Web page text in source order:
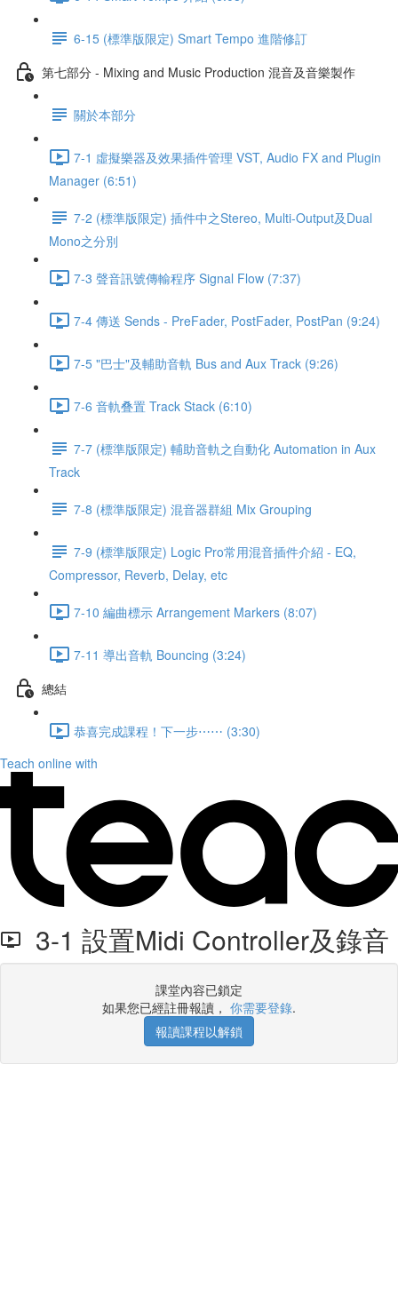
6-15 (標準版限定) Smart Tempo 進階修訂
第七部分 - Mixing and Music Production 混音及音樂製作
關於本部分
7-1 虛擬樂器及效果插件管理 VST, Audio FX and Plugin
Manager (6:51)
7-2 (標準版限定) 插件中之Stereo, Multi-Output及Dual
Mono之分別
7-3 聲音訊號傳輸程序 Signal Flow (7:37)
7-4 傳送 Sends - PreFader, PostFader, PostPan (9:24)
7-5 "巴士"及輔助音軌 Bus and Aux Track (9:26)
7-6 音軌叠置 Track Stack (6:10)
7-7 (標準版限定) 輔助音軌之自動化 Automation in Aux
Track
7-8 (標準版限定) 混音器群組 Mix Grouping
7-9 (標準版限定) Logic Pro常用混音插件介紹 - EQ,
Compressor, Reverb, Delay, etc
7-10 編曲標示 Arrangement Markers (8:07)
7-11 導出音軌 Bouncing (3:24)
總結
恭喜完成課程！下一步⋯⋯ (3:30)
Teach online with
3-1 設置Midi Controller及錄音
課堂內容已鎖定
如果您已經註冊報讀， 你需要登錄.
報讀課程以解鎖